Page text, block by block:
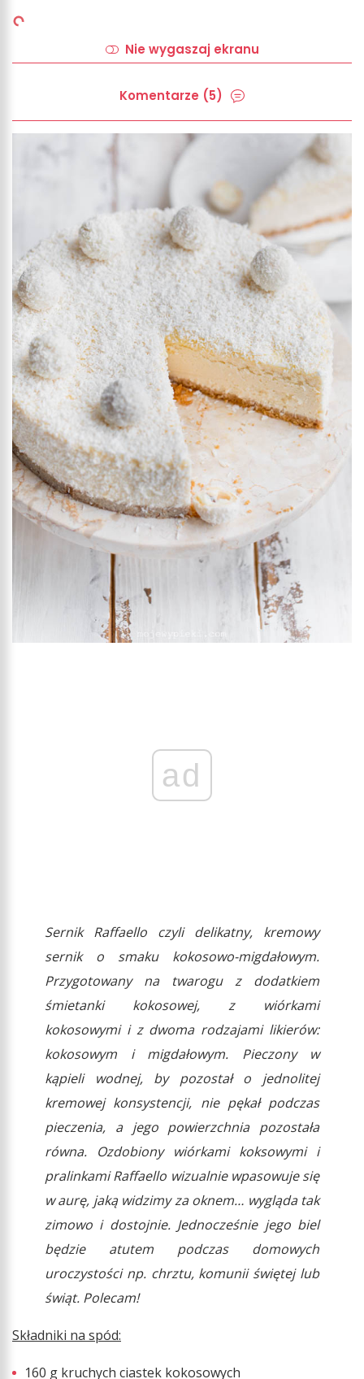
Nie wygaszaj ekranu
Komentarze (5)
ad
Sernik Raffaello czyli delikatny, kremowy
sernik o smaku kokosowo-migdałowym.
Przygotowany na twarogu z dodatkiem
śmietanki kokosowej, z wiórkami
kokosowymi i z dwoma rodzajami likierów:
kokosowym i migdałowym. Pieczony w
kąpieli wodnej, by pozostał o jednolitej
kremowej konsystencji, nie pękał podczas
pieczenia, a jego powierzchnia pozostała
równa. Ozdobiony wiórkami koksowymi i
pralinkami Raffaello wizualnie wpasowuje się
w aurę, jaką widzimy za oknem… wygląda tak
zimowo i dostojnie. Jednocześnie jego biel
będzie atutem podczas domowych
uroczystości np. chrztu, komunii świętej lub
świąt. Polecam!
Składniki na spód:
160 g kruchych ciastek kokosowych